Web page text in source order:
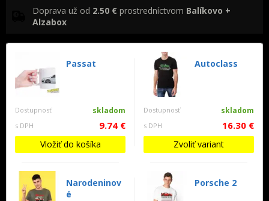
Doprava už od 2.50 € prostredníctvom Balíkovo +
Alzabox
Passat
Dostupnosť skladom
s DPH 9.74 €
Vložiť do košíka
Autoclass
Dostupnosť skladom
s DPH 16.30 €
Zvoliť variant
Narodeninov
é
Porsche 2